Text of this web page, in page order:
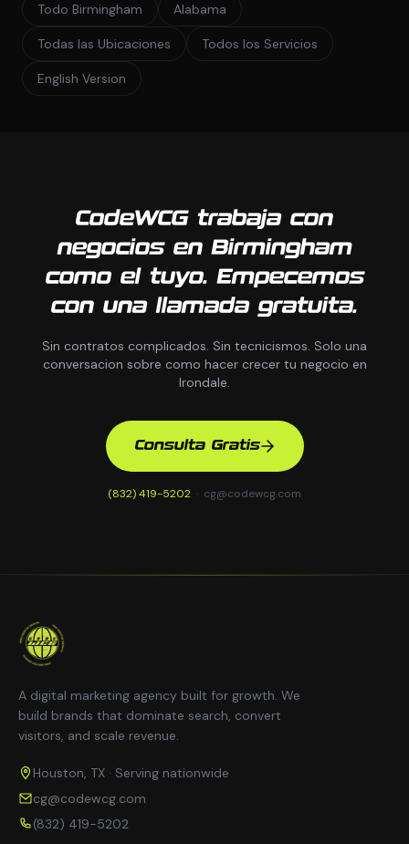
Todo Birmingham Alabama
Todas las Ubicaciones Todos los Servicios
English Version
CodeWCG trabaja con
negocios en Birmingham
como el tuyo. Empecemos
con una llamada gratuita.
Sin contratos complicados. Sin tecnicismos. Solo una
conversacion sobre como hacer crecer tu negocio en
Irondale.
Consulta Gratis
(832) 419-5202 · cg@codewcg.com
A digital marketing agency built for growth. We
build brands that dominate search, convert
visitors, and scale revenue.
Houston, TX · Serving nationwide
cg@codewcg.com
(832) 419-5202